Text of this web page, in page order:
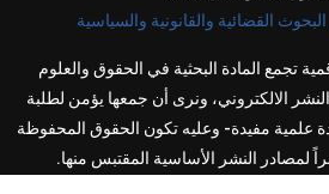
القضائية والقانونية والسياسية
تجمع المادة البحثية في الحقوق والعلوم
الالكتروني، ونرى أن جمعها يؤمن لطلبة
علمية مفيدة- وعليه تكون الحقوق المحفوظة
لمصادر النشر الأساسية المقتبس منها.